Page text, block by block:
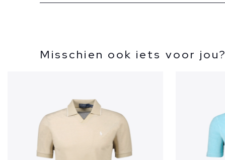
Misschien ook iets voor jou?